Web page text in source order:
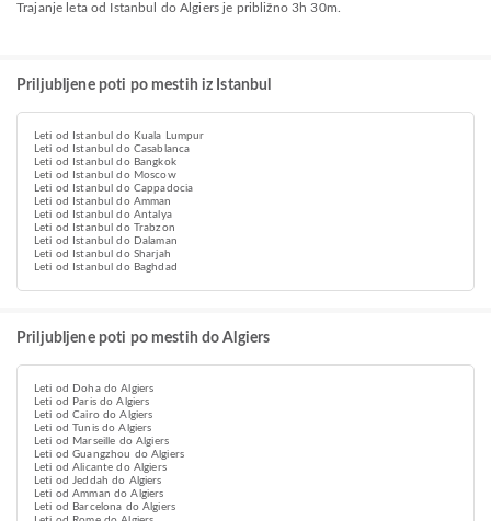
Trajanje leta od Istanbul do Algiers je približno 3h 30m.
Priljubljene poti po mestih iz Istanbul
Leti od Istanbul do Kuala Lumpur
Leti od Istanbul do Casablanca
Leti od Istanbul do Bangkok
Leti od Istanbul do Moscow
Leti od Istanbul do Cappadocia
Leti od Istanbul do Amman
Leti od Istanbul do Antalya
Leti od Istanbul do Trabzon
Leti od Istanbul do Dalaman
Leti od Istanbul do Sharjah
Leti od Istanbul do Baghdad
Priljubljene poti po mestih do Algiers
Leti od Doha do Algiers
Leti od Paris do Algiers
Leti od Cairo do Algiers
Leti od Tunis do Algiers
Leti od Marseille do Algiers
Leti od Guangzhou do Algiers
Leti od Alicante do Algiers
Leti od Jeddah do Algiers
Leti od Amman do Algiers
Leti od Barcelona do Algiers